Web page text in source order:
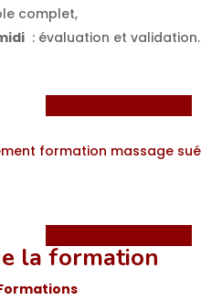
complet,
: évaluation et validation.
la formation